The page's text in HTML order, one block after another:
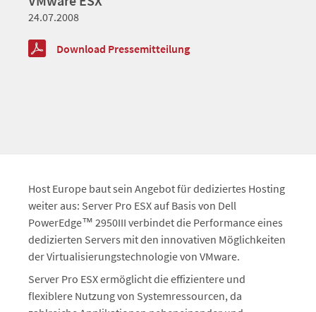
24.07.2008
Download Pressemitteilung
Host Europe baut sein Angebot für dediziertes Hosting
weiter aus: Server Pro ESX auf Basis von Dell
PowerEdge™ 2950III verbindet die Performance eines
dedizierten Servers mit den innovativen Möglichkeiten
der Virtualisierungstechnologie von VMware.
Server Pro ESX ermöglicht die effizientere und
flexiblere Nutzung von Systemressourcen, da